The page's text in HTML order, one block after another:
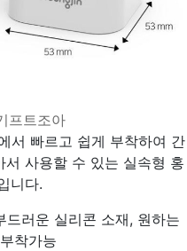
프트조아
서 빠르고 쉽게 부착하여 간
사용할 수 있는 실속형 홍
니다.
드러운 실리콘 소재, 원하는
착가능